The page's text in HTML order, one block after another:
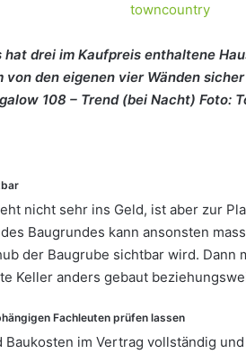
hat drei im Kaufpreis enthaltene
von den eigenen vier Wänden
108 – Trend (bei Nacht) Foto:
nicht sehr ins Geld, ist aber zur
Baugrundes kann ansonsten
der Baugrube sichtbar wird. Dann
Keller anders gebaut
Fachleuten prüfen lassen
Baukosten im Vertrag vollständig